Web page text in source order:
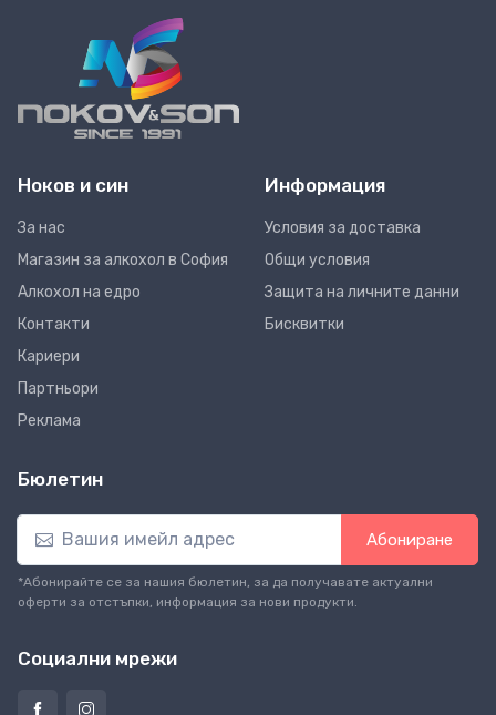
Ноков и син
За нас
Магазин за алкохол в София
Алкохол на едро
Контакти
Кариери
Партньори
Реклама
Информация
Условия за доставка
Общи условия
Защита на личните данни
Бисквитки
Бюлетин
Абониране
*Абонирайте се за нашия бюлетин, за да получавате актуални
оферти за отстъпки, информация за нови продукти.
Социални мрежи